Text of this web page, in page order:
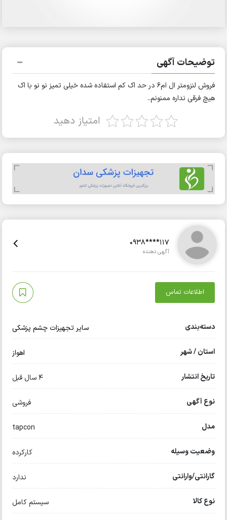
توضیحات آگهی
فروش لنزومتر ال ام۶ در حد اک کم استفاده شده خیلی تمیز نو نو با اک
هیچ فرقی نداره ممنونم..
امتیاز دهید
0938****117
آگهی دهنده
اطلاعات تماس
دسته‌بندی سایر تجهیزات چشم پزشکی
استان / شهر اهواز
تاریخ انتشار 4 سال قبل
نوع آگهی فروشی
مدل tapcon
وضعیت وسیله کارکرده
گارانتی/وارانتی ندارد
نوع کالا سیستم کامل